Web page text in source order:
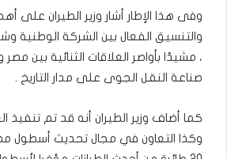
وفى هذا الإطار أشار وزير الطيران على
والتنسيق الفعال بين الشركة الوطنية
، مشيدًا بأواصر العلاقات الثنائية بين
صناعة النقل الجوى على مدار التاريخ .
كما أضاف وزير الطيران أنه قد تم تنفيذ
وكذا التعاون في مجال تحديث أسطول